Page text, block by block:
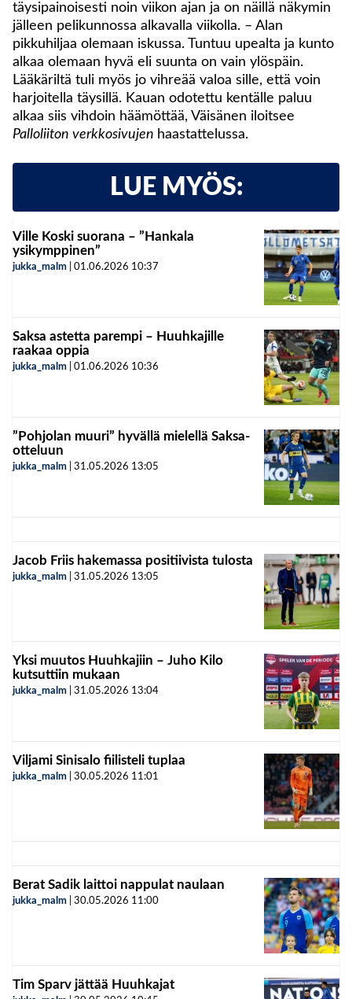
täysipainoisesti noin viikon ajan ja on näillä näkymin
jälleen pelikunnossa alkavalla viikolla. – Alan
pikkuhiljaa olemaan iskussa. Tuntuu upealta ja kunto
alkaa olemaan hyvä eli suunta on vain ylöspäin.
Lääkäriltä tuli myös jo vihreää valoa sille, että voin
harjoitella täysillä. Kauan odotettu kentälle paluu
alkaa siis vihdoin häämöttää, Väisänen iloitsee
Palloliiton verkkosivujen haastattelussa.
LUE MYÖS:
Ville Koski suorana – ”Hankala
ysikymppinen”
jukka_malm 01.06.2026 10:37
Saksa astetta parempi – Huuhkajille
raakaa oppia
jukka_malm 01.06.2026 10:36
”Pohjolan muuri” hyvällä mielellä Saksa-
otteluun
jukka_malm 31.05.2026 13:05
Jacob Friis hakemassa positiivista tulosta
jukka_malm 31.05.2026 13:05
Yksi muutos Huuhkajiin – Juho Kilo
kutsuttiin mukaan
jukka_malm 31.05.2026 13:04
Viljami Sinisalo fiilisteli tuplaa
jukka_malm 30.05.2026 11:01
Berat Sadik laittoi nappulat naulaan
jukka_malm 30.05.2026 11:00
Tim Sparv jättää Huuhkajat